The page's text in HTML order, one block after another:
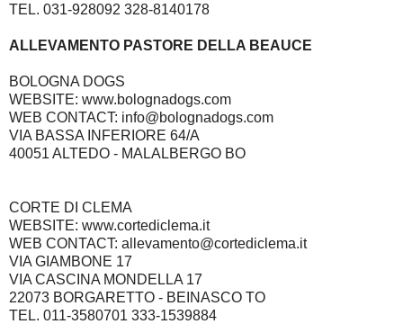
TEL. 031-928092 328-8140178
ALLEVAMENTO PASTORE DELLA BEAUCE
BOLOGNA DOGS
WEBSITE: www.bolognadogs.com
WEB CONTACT: info@bolognadogs.com
VIA BASSA INFERIORE 64/A
40051 ALTEDO - MALALBERGO BO
CORTE DI CLEMA
WEBSITE: www.cortediclema.it
WEB CONTACT: allevamento@cortediclema.it
VIA GIAMBONE 17
VIA CASCINA MONDELLA 17
22073 BORGARETTO - BEINASCO TO
TEL. 011-3580701 333-1539884